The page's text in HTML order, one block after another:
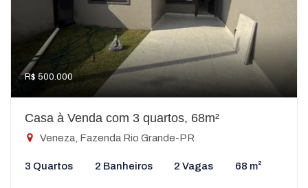
R$ 500.000
Casa à Venda com 3 quartos, 68m²
Veneza, Fazenda Rio Grande-PR
3 Quartos 2 Banheiros 2 Vagas 68 m²